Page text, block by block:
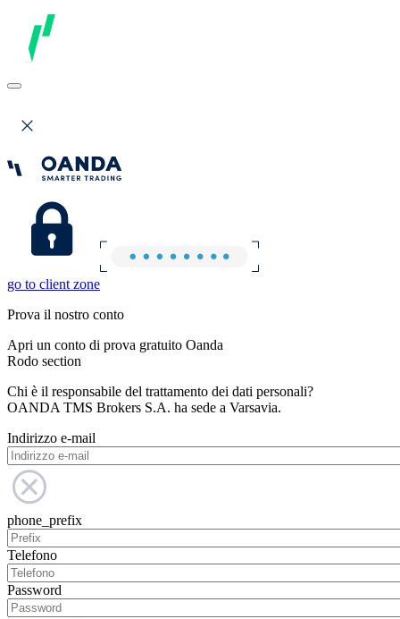
go to client zone
Prova il nostro conto
Apri un conto di prova gratuito Oanda
Rodo section
Chi è il responsabile del trattamento dei dati personali?
OANDA TMS Brokers S.A. ha sede a Varsavia.
Indirizzo e-mail
phone_prefix
Telefono
Password